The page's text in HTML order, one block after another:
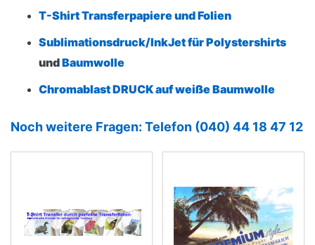
T-Shirt Transferpapiere und Folien
Sublimationsdruck/InkJet für Polystershirts
undBaumwolle
Chromablast DRUCK auf weiße Baumwolle
Noch weitere Fragen: Telefon (040) 44 18 47 12